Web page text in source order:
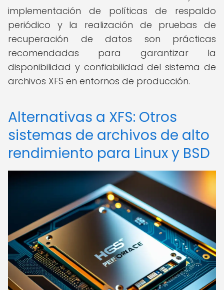
implementación de políticas de respaldo
periódico y la realización de pruebas de
recuperación de datos son prácticas
recomendadas para garantizar la
disponibilidad y confiabilidad del sistema de
archivos XFS en entornos de producción.
Alternativas a XFS: Otros
sistemas de archivos de alto
rendimiento para Linux y BSD